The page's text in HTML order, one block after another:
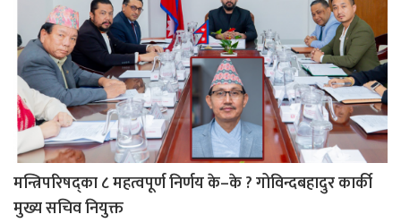
मन्त्रिपरिषद्का ८ महत्वपूर्ण निर्णय के–के ? गोविन्दबहादुर कार्की
मुख्य सचिव नियुक्त